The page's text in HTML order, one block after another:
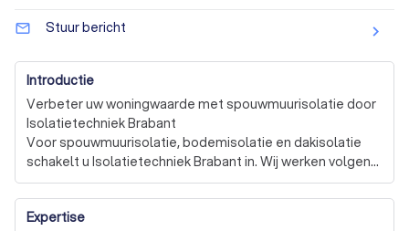
mail_outline Stuur bericht
Introductie
Verbeter uw woningwaarde met spouwmuurisolatie door
Isolatietechniek Brabant
Voor spouwmuurisolatie, bodemisolatie en dakisolatie
schakelt u Isolatietechniek Brabant in. Wij werken volgens
de nieuwste technologieën en kwaliteitsnormen. Dankzij
een goede isolatie, gebaseerd op de beste
isolatietechniek, verhoogt u de energiezuinigheid, wat
Expertise